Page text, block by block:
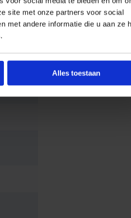
site met onze partners voor social
met andere informatie die u aan ze
Alles toestaan